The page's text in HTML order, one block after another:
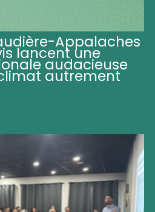
Appalaches
lancent une
audacieuse
autrement